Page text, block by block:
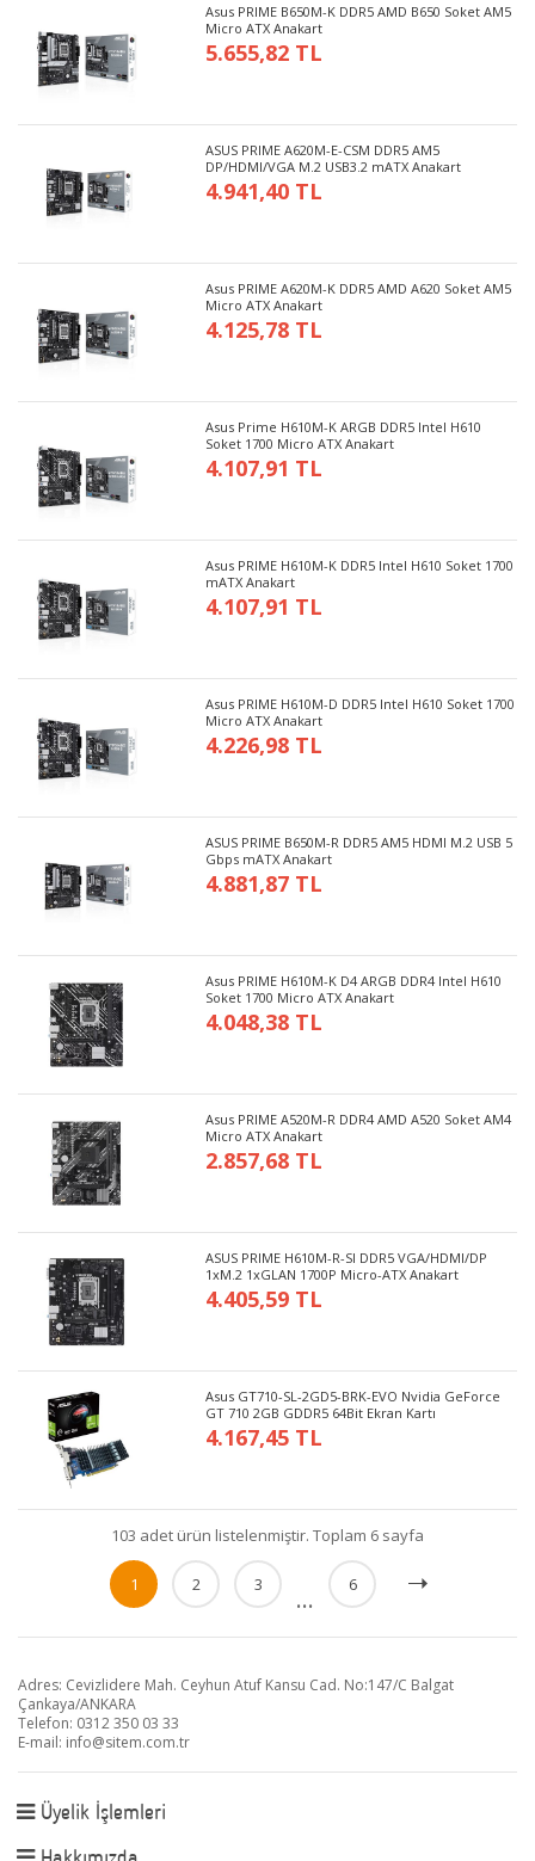
Asus PRIME B650M-K DDR5 AMD B650 Soket AM5
Micro ATX Anakart
5.655,82 TL
ASUS PRIME A620M-E-CSM DDR5 AM5
DP/HDMI/VGA M.2 USB3.2 mATX Anakart
4.941,40 TL
Asus PRIME A620M-K DDR5 AMD A620 Soket AM5
Micro ATX Anakart
4.125,78 TL
Asus Prime H610M-K ARGB DDR5 Intel H610
Soket 1700 Micro ATX Anakart
4.107,91 TL
Asus PRIME H610M-K DDR5 Intel H610 Soket 1700
mATX Anakart
4.107,91 TL
Asus PRIME H610M-D DDR5 Intel H610 Soket 1700
Micro ATX Anakart
4.226,98 TL
ASUS PRIME B650M-R DDR5 AM5 HDMI M.2 USB 5
Gbps mATX Anakart
4.881,87 TL
Asus PRIME H610M-K D4 ARGB DDR4 Intel H610
Soket 1700 Micro ATX Anakart
4.048,38 TL
Asus PRIME A520M-R DDR4 AMD A520 Soket AM4
Micro ATX Anakart
2.857,68 TL
ASUS PRIME H610M-R-SI DDR5 VGA/HDMI/DP
1xM.2 1xGLAN 1700P Micro-ATX Anakart
4.405,59 TL
Asus GT710-SL-2GD5-BRK-EVO Nvidia GeForce
GT 710 2GB GDDR5 64Bit Ekran Kartı
4.167,45 TL
103 adet ürün listelenmiştir. Toplam 6 sayfa
1 2 3 ... 6
Adres: Cevizlidere Mah. Ceyhun Atuf Kansu Cad. No:147/C Balgat
Çankaya/ANKARA
Telefon: 0312 350 03 33
E-mail: info@sitem.com.tr
Üyelik İşlemleri